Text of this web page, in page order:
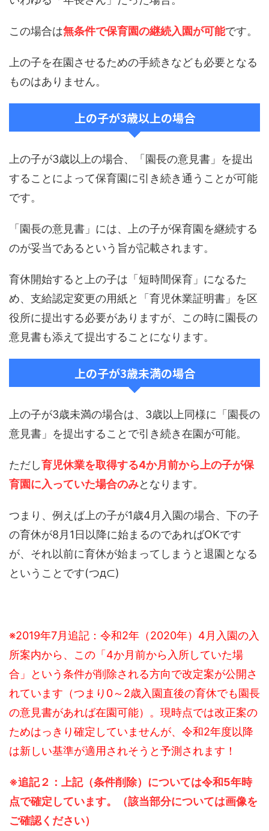
この場合は無条件で保育園の継続入園が可能です。
上の子を在園させるための手続きなども必要となる
ものはありません。
上の子が3歳以上の場合
上の子が3歳以上の場合、「園長の意見書」を提出
することによって保育園に引き続き通うことが可能
です。
「園長の意見書」には、上の子が保育園を継続する
のが妥当であるという旨が記載されます。
育休開始すると上の子は「短時間保育」になるた
め、支給認定変更の用紙と「育児休業証明書」を区
役所に提出する必要がありますが、この時に園長の
意見書も添えて提出することになります。
上の子が3歳未満の場合
上の子が3歳未満の場合は、3歳以上同様に「園長の
意見書」を提出することで引き続き在園が可能。
ただし育児休業を取得する4か月前から上の子が保
育園に入っていた場合のみとなります。
つまり、例えば上の子が1歳4月入園の場合、下の子
の育休が8月1日以降に始まるのであればOKです
が、それ以前に育休が始まってしまうと退園となる
ということです(つд⊂)
※2019年7月追記：令和2年（2020年）4月入園の入
所案内から、この「4か月前から入所していた場
合」という条件が削除される方向で改定案が公開さ
れています（つまり0～2歳入園直後の育休でも園長
の意見書があれば在園可能）。現時点では改正案の
ためはっきり確定していませんが、令和2年度以降
は新しい基準が適用されそうと予測されます！
※追記２：上記（条件削除）については令和5年時
点で確定しています。（該当部分については画像を
ご確認ください）